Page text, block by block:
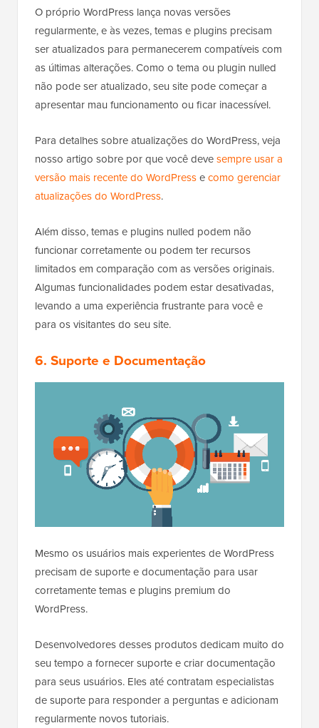
O próprio WordPress lança novas versões
regularmente, e às vezes, temas e plugins precisam
ser atualizados para permanecerem compatíveis com
as últimas alterações. Como o tema ou plugin nulled
não pode ser atualizado, seu site pode começar a
apresentar mau funcionamento ou ficar inacessível.
Para detalhes sobre atualizações do WordPress, veja
nosso artigo sobre por que você devesempre usar a
versão mais recente do WordPressecomo gerenciar
atualizações do WordPress.
Além disso, temas e plugins nulled podem não
funcionar corretamente ou podem ter recursos
limitados em comparação com as versões originais.
Algumas funcionalidades podem estar desativadas,
levando a uma experiência frustrante para você e
para os visitantes do seu site.
6. Suporte e Documentação
Mesmo os usuários mais experientes de WordPress
precisam de suporte e documentação para usar
corretamente temas e plugins premium do
WordPress.
Desenvolvedores desses produtos dedicam muito do
seu tempo a fornecer suporte e criar documentação
para seus usuários. Eles até contratam especialistas
de suporte para responder a perguntas e adicionam
regularmente novos tutoriais.